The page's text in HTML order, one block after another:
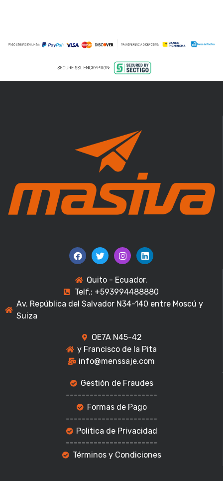
Quito - Ecuador.
Telf.: +593994488880
Av. República del Salvador N34-140 entre Moscú y
Suiza
OE7A N45-42
y Francisco de la Pita
info@menssaje.com
Gestión de Fraudes
-----------------------
Formas de Pago
-----------------------
Politica de Privacidad
-----------------------
Términos y Condiciones